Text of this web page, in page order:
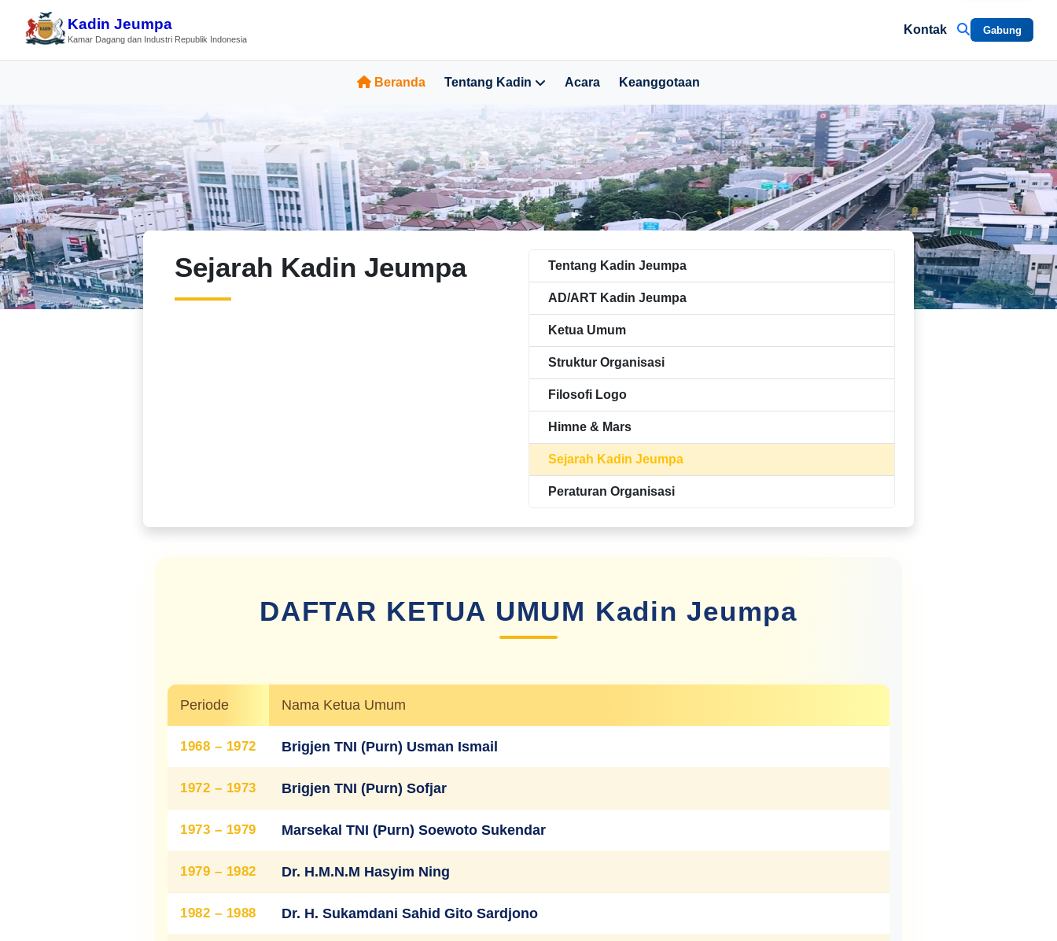
Kadin Jeumpa
Kamar Dagang dan Industri Republik Indonesia
Kontak Gabung
Beranda Tentang Kadin Acara Keanggotaan
Sejarah Kadin Jeumpa Tentang Kadin Jeumpa
AD/ART Kadin Jeumpa
Ketua Umum
Struktur Organisasi
Filosofi Logo
Himne & Mars
Sejarah Kadin Jeumpa
Peraturan Organisasi
DAFTAR KETUA UMUM Kadin Jeumpa
Periode Nama Ketua Umum
1968 – 1972 Brigjen TNI (Purn) Usman Ismail
1972 – 1973 Brigjen TNI (Purn) Sofjar
1973 – 1979 Marsekal TNI (Purn) Soewoto Sukendar
1979 – 1982 Dr. H.M.N.M Hasyim Ning
1982 – 1988 Dr. H. Sukamdani Sahid Gito Sardjono